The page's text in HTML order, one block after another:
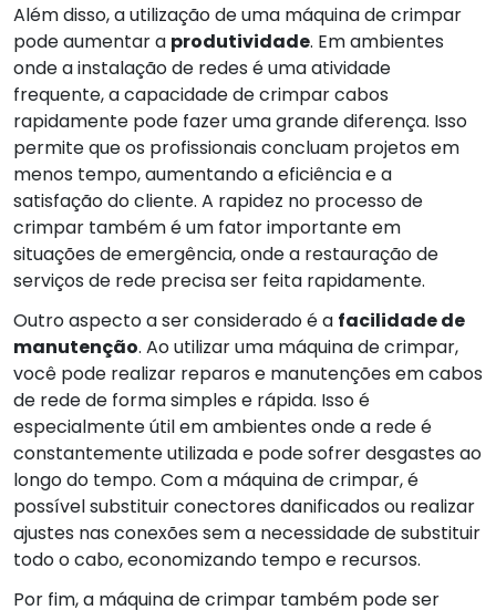
Além disso, a utilização de uma máquina de crimpar
pode aumentar a produtividade. Em ambientes
onde a instalação de redes é uma atividade
frequente, a capacidade de crimpar cabos
rapidamente pode fazer uma grande diferença. Isso
permite que os profissionais concluam projetos em
menos tempo, aumentando a eficiência e a
satisfação do cliente. A rapidez no processo de
crimpar também é um fator importante em
situações de emergência, onde a restauração de
serviços de rede precisa ser feita rapidamente.
Outro aspecto a ser considerado é a facilidade de
manutenção. Ao utilizar uma máquina de crimpar,
você pode realizar reparos e manutenções em cabos
de rede de forma simples e rápida. Isso é
especialmente útil em ambientes onde a rede é
constantemente utilizada e pode sofrer desgastes ao
longo do tempo. Com a máquina de crimpar, é
possível substituir conectores danificados ou realizar
ajustes nas conexões sem a necessidade de substituir
todo o cabo, economizando tempo e recursos.
Por fim, a máquina de crimpar também pode ser